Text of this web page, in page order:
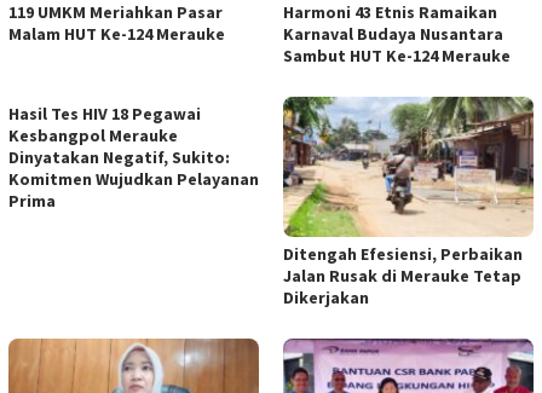
119 UMKM Meriahkan Pasar
Malam HUT Ke-124 Merauke
Harmoni 43 Etnis Ramaikan
Karnaval Budaya Nusantara
Sambut HUT Ke-124 Merauke
Hasil Tes HIV 18 Pegawai
Kesbangpol Merauke
Dinyatakan Negatif, Sukito:
Komitmen Wujudkan Pelayanan
Prima
Ditengah Efesiensi, Perbaikan
Jalan Rusak di Merauke Tetap
Dikerjakan